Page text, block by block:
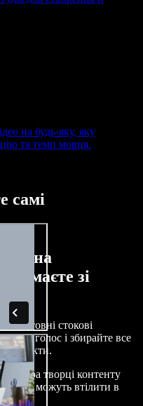
на будь-яку, яку
та темп мовця.
самі
зі
стокові
свій голос і збирайте все
творці контенту
і можуть втілити в